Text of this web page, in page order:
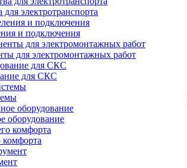
электротранспорта
и подключения
для электромонтажных работ
для СКС
оборудование